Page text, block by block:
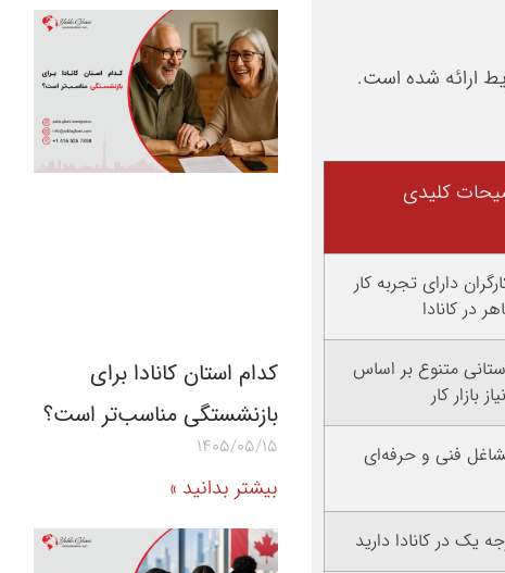
ارائه شده است.
کلیدی
دارای تجربه کار
در کانادا
متنوع بر اساس
نیاز بازار کار
فنی و حرفه‌ای
یک در کانادا دارید
کدام استان کانادا برای
بازنشستگی مناسب‌تر است؟
1405/05/15
بیشتر بدانید »